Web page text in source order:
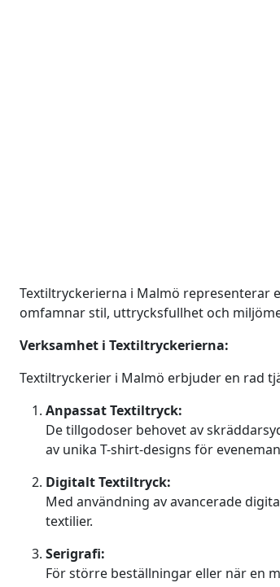
Textiltryckerierna i Malmö representerar
omfamnar stil, uttrycksfullhet och
Verksamhet i Textiltryckerierna:
Textiltryckerier i Malmö erbjuder en rad
Anpassat Textiltryck:
De tillgodoser behovet av
av unika T-shirt-designs för
Digitalt Textiltryck:
Med användning av avancerade
textilier.
Serigrafi:
För större beställningar eller när en